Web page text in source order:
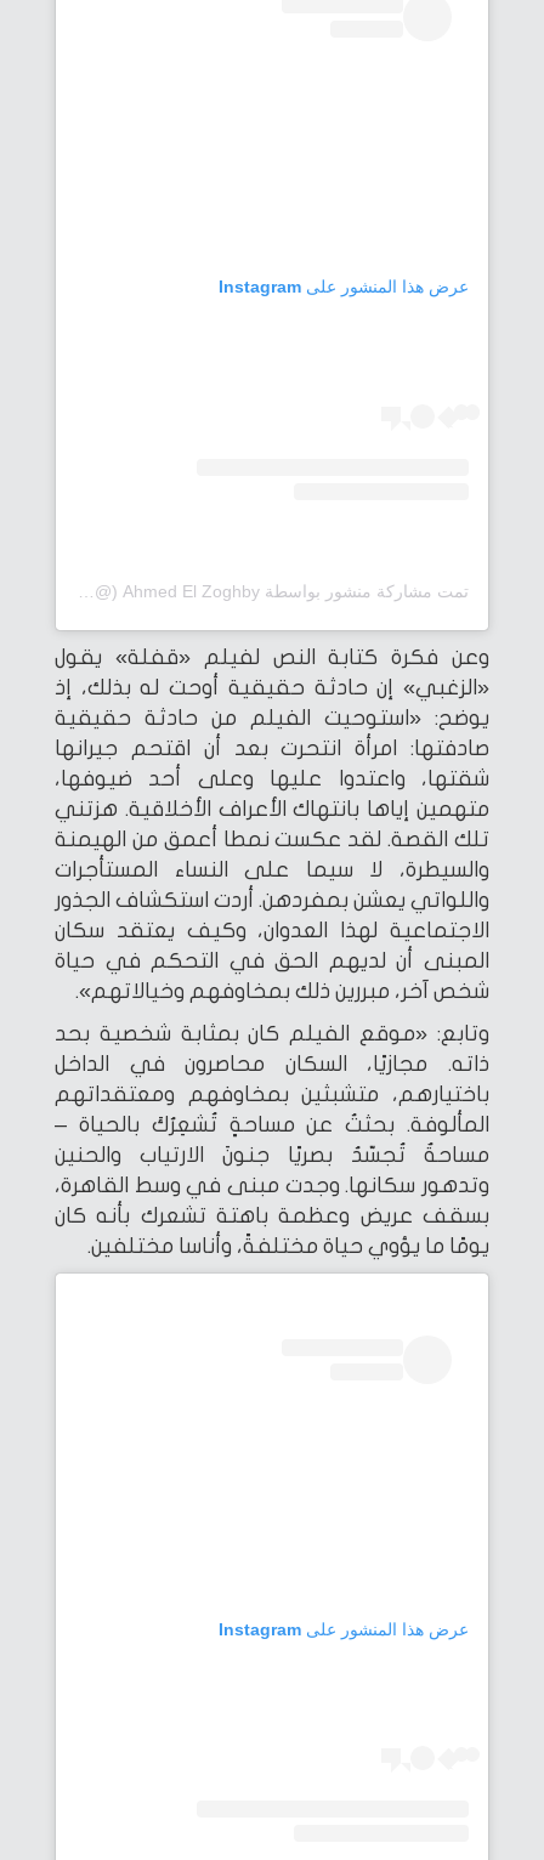
عرض هذا المنشور على Instagram
تمت مشاركة منشور بواسطة ‏‎Ahmed El Zoghby‎‏ (@‏‎zoghbyyy‎‏)
وعن فكرة كتابة النص لفيلم «قفلة» يقول
«الزغبي» إن حادثة حقيقية أوحت له بذلك، إذ
يوضح: «استوحيت الفيلم من حادثة حقيقية
صادفتها: امرأة انتحرت بعد أن اقتحم جيرانها
شقتها، واعتدوا عليها وعلى أحد ضيوفها،
متهمين إياها بانتهاك الأعراف الأخلاقية. هزتني
تلك القصة. لقد عكست نمطا أعمق من الهيمنة
والسيطرة، لا سيما على النساء المستأجرات
واللواتي يعشن بمفردهن. أردت استكشاف الجذور
الاجتماعية لهذا العدوان، وكيف يعتقد سكان
المبنى أن لديهم الحق في التحكم في حياة
شخص آخر، مبررين ذلك بمخاوفهم وخيالاتهم».
وتابع: «موقع الفيلم كان بمثابة شخصية بحد
ذاته. مجازيًا، السكان محاصرون في الداخل
باختيارهم، متشبثين بمخاوفهم ومعتقداتهم
المألوفة. بحثتُ عن مساحةٍ تُشعِرُكَ بالحياة –
مساحةٌ تُجسّدُ بصريًا جنونَ الارتياب والحنين
وتدهور سكانها. وجدت مبنى في وسط القاهرة،
بسقف عريض وعظمة باهتة تشعرك بأنه كان
يومًا ما يؤوي حياة مختلفةً، وأناسا مختلفين.
عرض هذا المنشور على Instagram